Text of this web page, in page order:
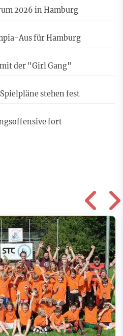
2026 in Hamburg
Aus für Hamburg
der "Girl Gang"
stehen fest
fort